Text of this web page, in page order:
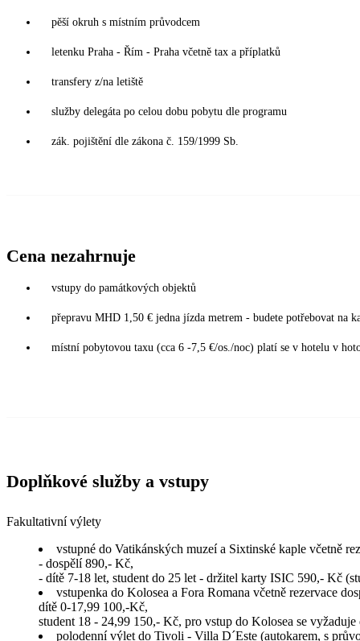
pěší okruh s místním průvodcem
letenku Praha - Řím - Praha včetně tax a příplatků
transfery z/na letiště
služby delegáta po celou dobu pobytu dle programu
zák. pojištění dle zákona č. 159/1999 Sb.
Cena nezahrnuje
vstupy do památkových objektů
přepravu MHD 1,50 € jedna jízda metrem - budete potřebovat na
místní pobytovou taxu (cca 6 -7,5 €/os./noc) platí se v hotelu v
Doplňkové služby a vstupy
Fakultativní výlety
vstupné do Vatikánských muzeí a Sixtinské kaple včetně
- dospělí 890,- Kč,
- dítě 7-18 let, student do 25 let - držitel karty ISIC 590,- Kč
vstupenka do Kolosea a Fora Romana včetně rezervace
dítě 0-17,99 100,-Kč,
student 18 - 24,99 150,- Kč, pro vstup do Kolosea se
polodenní výlet do Tivoli - Villa D´Este (autokarem, s